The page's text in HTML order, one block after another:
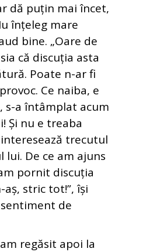
dă puțin mai încet,
înțeleg mare
bine. „Oare de
că discuția asta
Poate n-ar fi
Ce naiba, e
s-a întâmplat acum
Și nu e treaba
trecutul
lui. De ce am ajuns
pornit discuția
aş, stric tot!”, își
de
regăsit apoi la